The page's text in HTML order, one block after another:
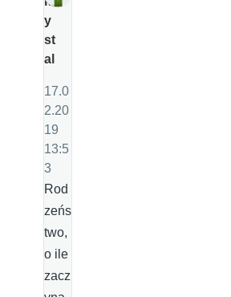
y
st
al
17.0
2.20
19
13:5
3
Rod
zeńs
two,
o ile
zacz